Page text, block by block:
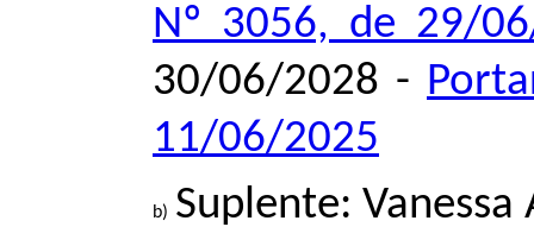
Nº 3056, de 29/
30/06/2028 -
11/06/2025
Suplente: